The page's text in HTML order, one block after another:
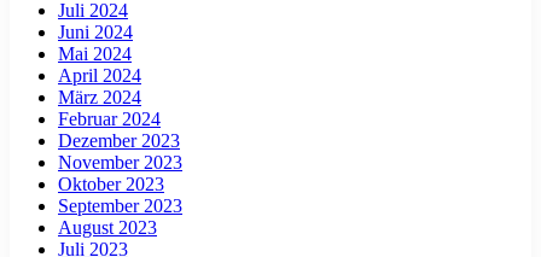
Juli 2024
Juni 2024
Mai 2024
April 2024
März 2024
Februar 2024
Dezember 2023
November 2023
Oktober 2023
September 2023
August 2023
Juli 2023